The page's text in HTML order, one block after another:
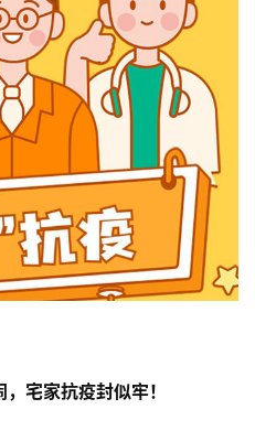
宅家抗疫封似牢！